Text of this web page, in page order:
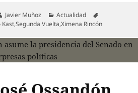
Autor
Javier Muñoz Categorías
Actualidad
Kast,Segunda Vuelta,Ximena Rincón